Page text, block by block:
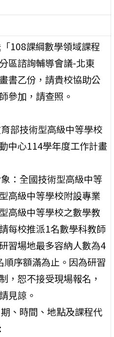
108課綱數學領域課程
區諮詢輔導會議-北東
書乙份，請貴校協助公
參加，請查照。
部技術型高級中等學校
中心114學年度工作計畫
：全國技術型高級中等
高級中等學校附設專業
高級中等學校之數學教
每校推派1名數學科教師
習場地最多容納人數為4
順序額滿為止。因為研習
，恕不接受現場報名，
見諒。
、時間、地點及課程代